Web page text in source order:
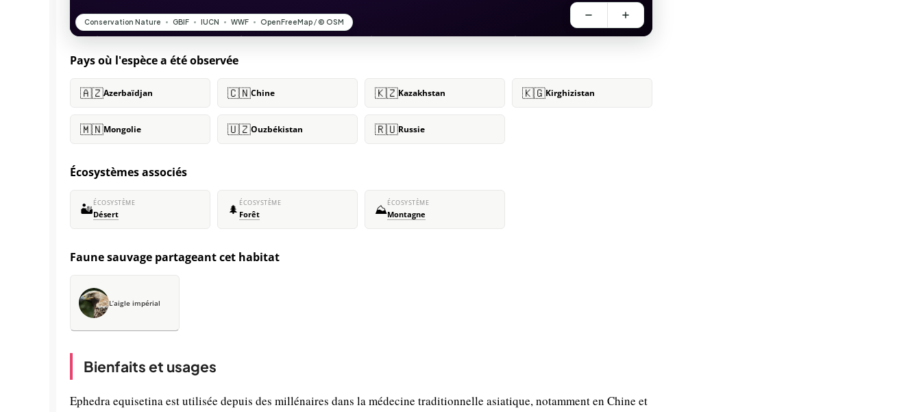
Pays où l'espèce a été observée
🇦🇿Azerbaïdjan 🇨🇳Chine 🇰🇿Kazakhstan 🇰🇬Kirghizistan
🇲🇳Mongolie 🇺🇿Ouzbékistan 🇷🇺Russie
Écosystèmes associés
🏜️ÉCOSYSTÈME
Désert 🌲 ÉCOSYSTÈME
Forêt ⛰️ÉCOSYSTÈME
Montagne
Faune sauvage partageant cet habitat
L’aigle impérial
Bienfaits et usages
Ephedra equisetina est utilisée depuis des millénaires dans la médecine traditionnelle asiatique, notamment en Chine et